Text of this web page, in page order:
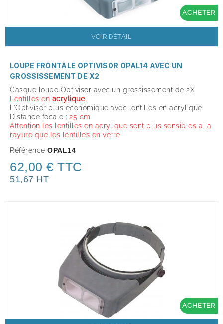
ACHETER
VOIR DÉTAIL
LOUPE FRONTALE OPTIVISOR OPAL14 AVEC UN
GROSSISSEMENT DE X2
Casque loupe Optivisor avec un grossissement de 2X
Lentilles en acrylique
L'Optivisor plus economique avec lentilles en acrylique.
Distance focale : 25 cm
Attention les lentilles en acrylique sont plus sensibles a la
rayure que les lentilles en verre
Référence OPAL14
62,00 € TTC
51,67 HT
ACHETER